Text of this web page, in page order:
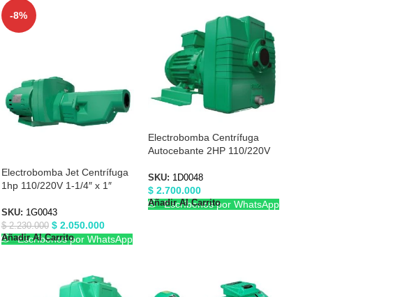
-8%
Electrobomba Jet Centrífuga
1hp 110/220V 1-1/4″ x 1″
SKU: 1G0043
$2.230.000 $2.050.000
Añadir Al Carrito
Escríbenos por WhatsApp
Electrobomba Centrífuga
Autocebante 2HP 110/220V
SKU: 1D0048
$2.700.000
Añadir Al Carrito
Escríbenos por WhatsApp